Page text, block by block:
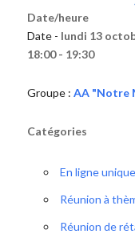
Date/heure
Date - lundi 13
18:00 - 19:30
Groupe : AA "Notre
Catégories
En ligne
Réunion à
Réunion de